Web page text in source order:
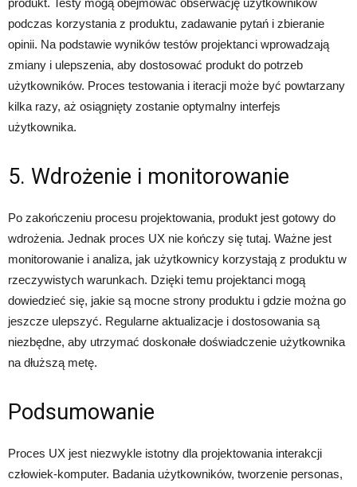
produkt. Testy mogą obejmować obserwację użytkowników
podczas korzystania z produktu, zadawanie pytań i zbieranie
opinii. Na podstawie wyników testów projektanci wprowadzają
zmiany i ulepszenia, aby dostosować produkt do potrzeb
użytkowników. Proces testowania i iteracji może być powtarzany
kilka razy, aż osiągnięty zostanie optymalny interfejs
użytkownika.
5. Wdrożenie i monitorowanie
Po zakończeniu procesu projektowania, produkt jest gotowy do
wdrożenia. Jednak proces UX nie kończy się tutaj. Ważne jest
monitorowanie i analiza, jak użytkownicy korzystają z produktu w
rzeczywistych warunkach. Dzięki temu projektanci mogą
dowiedzieć się, jakie są mocne strony produktu i gdzie można go
jeszcze ulepszyć. Regularne aktualizacje i dostosowania są
niezbędne, aby utrzymać doskonałe doświadczenie użytkownika
na dłuższą metę.
Podsumowanie
Proces UX jest niezwykle istotny dla projektowania interakcji
człowiek-komputer. Badania użytkowników, tworzenie personas,